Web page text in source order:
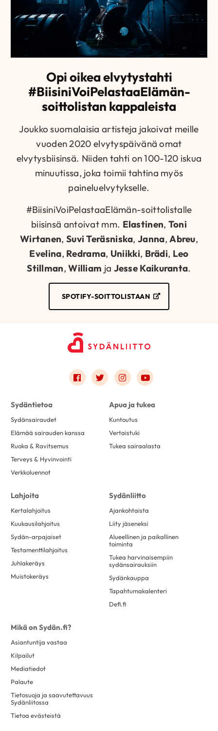
Opi oikea elvytystahti
#BiisiniVoiPelastaaElämän-
soittolistan kappaleista
Joukko suomalaisia artisteja jakoivat meille
vuoden 2020 elvytyspäivänä omat
elvytysbiisinsä. Niiden tahti on 100-120 iskua
minuutissa, joka toimii tahtina myös
paineluelvytykselle.
#BiisiniVoiPelastaaElämän-soittolistalle
biisinsä antoivat mm. Elastinen, Toni
Wirtanen, Suvi Teräsniska,Janna,Abreu,
Evelina, Redrama, Uniikki, Brädi, Leo
Stillman,William ja Jesse Kaikuranta.
SPOTIFY-SOITTOLISTAAN
Link to facebook
Link to twitter
Link to instagram
Link to youtube
Sydäntietoa
Sydänsairaudet
Elämää sairauden kanssa
Ruoka & Ravitsemus
Terveys & Hyvinvointi
Verkkoluennot
Apua ja tukea
Kuntoutus
Vertaistuki
Tukea sairaalasta
Lahjoita
Kertalahjoitus
Kuukausilahjoitus
Sydän-arpajaiset
Testamenttilahjoitus
Juhlakeräys
Muistokeräys
Sydänliitto
Ajankohtaista
Liity jäseneksi
Alueellinen ja paikallinen
toiminta
Tukea harvinaisempiin
sydänsairauksiin
Sydänkauppa
Tapahtumakalenteri
Defi.fi
Mikä on Sydän.fi?
Asiantuntija vastaa
Kilpailut
Mediatiedot
Palaute
Tietosuoja ja saavutettavuus
Sydänliitossa
Tietoa evästeistä